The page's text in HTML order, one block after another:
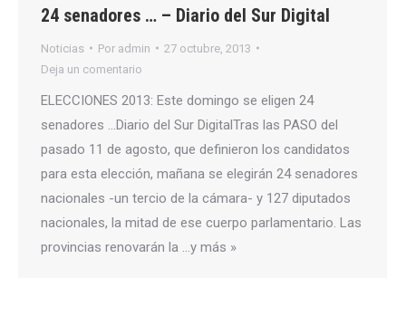
24 senadores … – Diario del Sur Digital
Noticias Por admin
27 octubre, 2013
Deja un comentario
ELECCIONES 2013: Este domingo se eligen 24
senadores …Diario del Sur DigitalTras las PASO del
pasado 11 de agosto, que definieron los candidatos
para esta elección, mañana se elegirán 24 senadores
nacionales -un tercio de la cámara- y 127 diputados
nacionales, la mitad de ese cuerpo parlamentario. Las
provincias renovarán la …y más »